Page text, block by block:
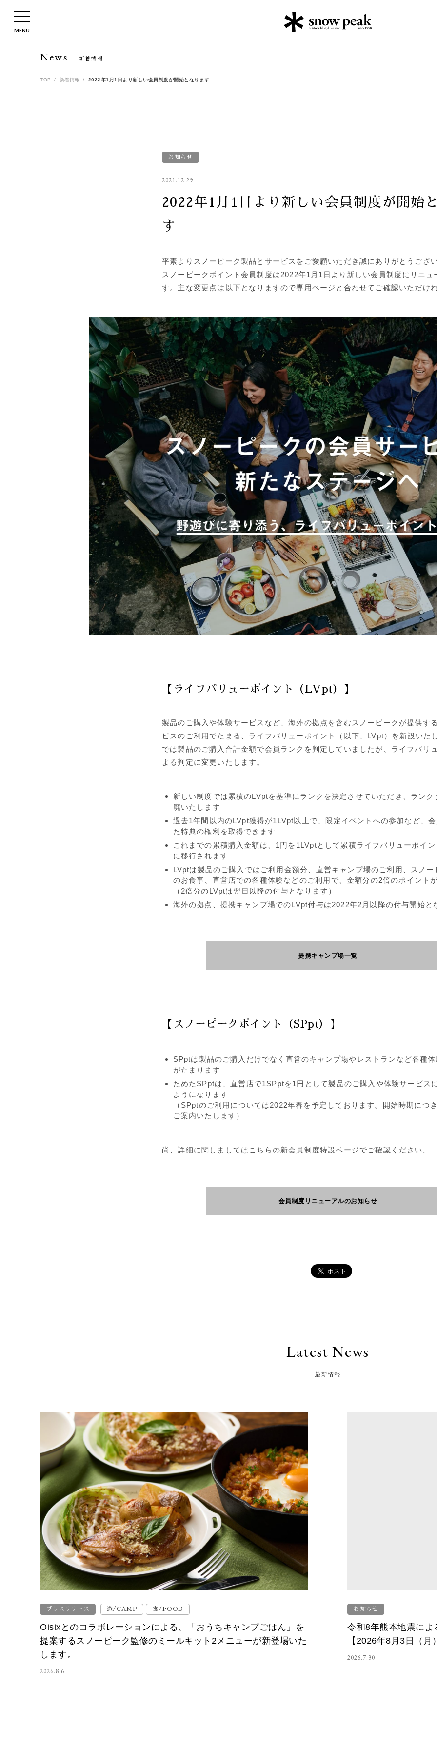
MENU
News 新着情報
TOP 新着情報 2022年1月1日より新しい会員制度が開始となります
お知らせ
2021.12.29
2022年1月1日より新しい会員制度が開始
す
平素よりスノーピーク製品とサービスをご愛顧いただき誠にありがとうござい
スノーピークポイント会員制度は2022年1月1日より新しい会員制度にリニュ
す。主な変更点は以下となりますので専用ページと合わせてご確認いただけ
【ライフバリューポイント（LVpt）】
製品のご購入や体験サービスなど、海外の拠点を含むスノーピークが提供す
ビスのご利用でたまる、ライフバリューポイント（以下、LVpt）を新設いた
では製品のご購入合計金額で会員ランクを判定していましたが、ライフバリ
よる判定に変更いたします。
新しい制度では累積のLVptを基準にランクを決定させていただき、ランク
廃いたします
過去1年間以内のLVpt獲得が1LVpt以上で、限定イベントへの参加など、
た特典の権利を取得できます
これまでの累積購入金額は、1円を1LVptとして累積ライフバリューポイン
に移行されます
LVptは製品のご購⼊ではご利⽤⾦額分、直営キャンプ場のご利用、スノー
のお食事、直営店での各種体験などのご利用で、金額分の2倍のポイント
（2倍分のLVptは翌日以降の付与となります）
海外の拠点、提携キャンプ場でのLVpt付与は2022年2月以降の付与開始と
提携キャンプ場一覧
【スノーピークポイント（SPpt）】
SPptは製品のご購入だけでなく直営のキャンプ場やレストランなど各種体
がたまります
ためたSPptは、直営店で1SPptを1円として製品のご購入や体験サービス
ようになります
（SPptのご利用については2022年春を予定しております。開始時期につ
ご案内いたします）
尚、詳細に関しましてはこちらの新会員制度特設ページでご確認ください。
会員制度リニューアルのお知らせ
Latest News
最新情報
プレスリリース 遊/CAMP 食/FOOD
Oisixとのコラボレーションによる、「おうちキャンプごはん」を
提案するスノーピーク監修のミールキット2メニューが新登場いた
します。
2026.8.6
お知らせ
令和8年熊本地震によ
【2026年8月3日（月
2026.7.30